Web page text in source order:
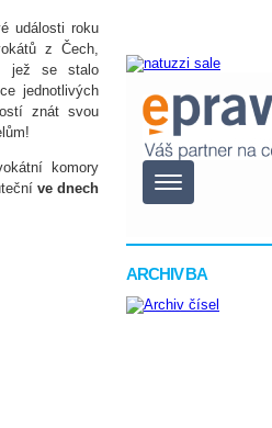
ARCHIV BA
události roku
z Čech,
jež se stalo
jednotlivých
znát svou
komory
ve dnech